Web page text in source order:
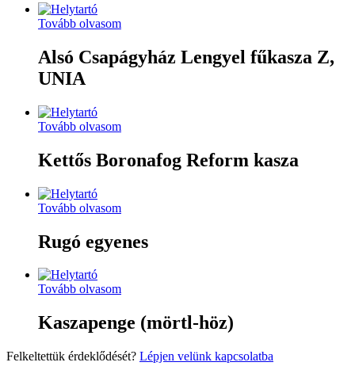
Tovább olvasom
Alsó Csapágyház Lengyel fűkasza Z,
UNIA
Tovább olvasom
Kettős Boronafog Reform kasza
Tovább olvasom
Rugó egyenes
Tovább olvasom
Kaszapenge (mörtl-höz)
Felkeltettük érdeklődését? Lépjen velünk kapcsolatba